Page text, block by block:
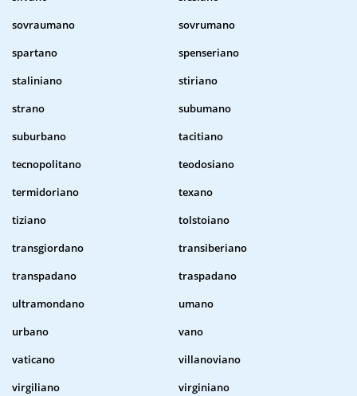
sovraumano
sovrumano
spartano
spenseriano
staliniano
stiriano
strano
subumano
suburbano
tacitiano
tecnopolitano
teodosiano
termidoriano
texano
tiziano
tolstoiano
transgiordano
transiberiano
transpadano
traspadano
ultramondano
umano
urbano
vano
vaticano
villanoviano
virgiliano
virginiano